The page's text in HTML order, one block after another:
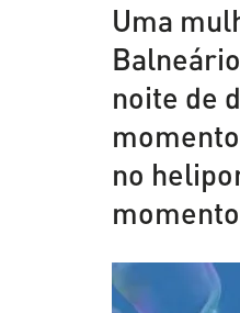
Uma
noite de
no